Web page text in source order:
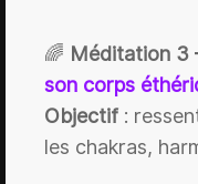
🌈 Méditation 3
son corps
Objectif :
les chakras,